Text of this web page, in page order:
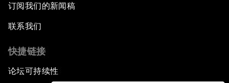
订阅我们的新闻稿
联系我们
快捷链接
论坛可持续性